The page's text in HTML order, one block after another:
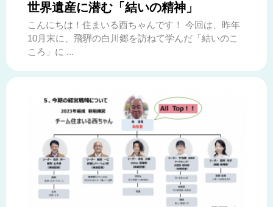
世界遺産に潜む「結いの精神」
こんにちは！住まいる西ちゃんです！ 今回は、昨年
10月末に、飛騨の白川郷を訪ねて学んだ「結いのこ
ころ」に ...